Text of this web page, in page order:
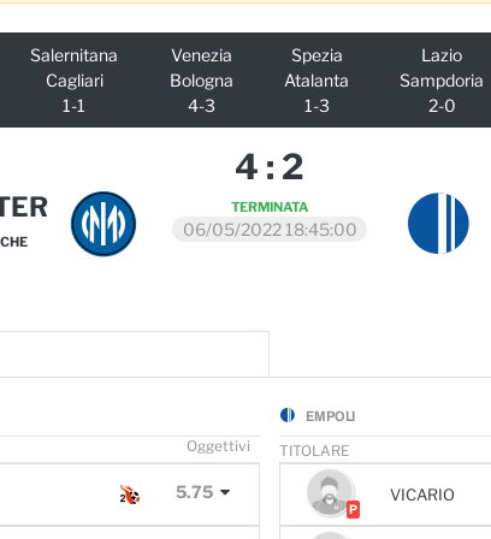
Salernitana
Cagliari
1-1
Venezia
Bologna
4-3
Spezia
Atalanta
1-3
Lazio
Sampdoria
2-0
4 : 2
TERMINATA
06/05/2022 18:45:00
Oggettivi
5.75
EMPOLI
TITOLARE
P
VICARIO